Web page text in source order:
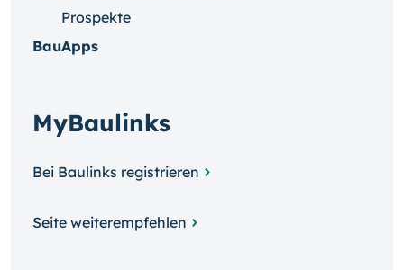
Prospekte
BauApps
MyBaulinks
Bei Baulinks registrieren
Seite weiterempfehlen